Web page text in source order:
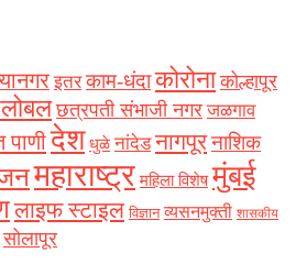
इतर काम-धंदाकोरोना कोल्हापूर
छत्रपती संभाजी नगर जळगाव
पाणीदेश धुळे नांदेड नागपूरनाशिक
महाराष्ट्र महिला विशेष मुंबई
लाइफ स्टाइल विज्ञान व्यसनमुक्ती शासकीय
सोलापूर